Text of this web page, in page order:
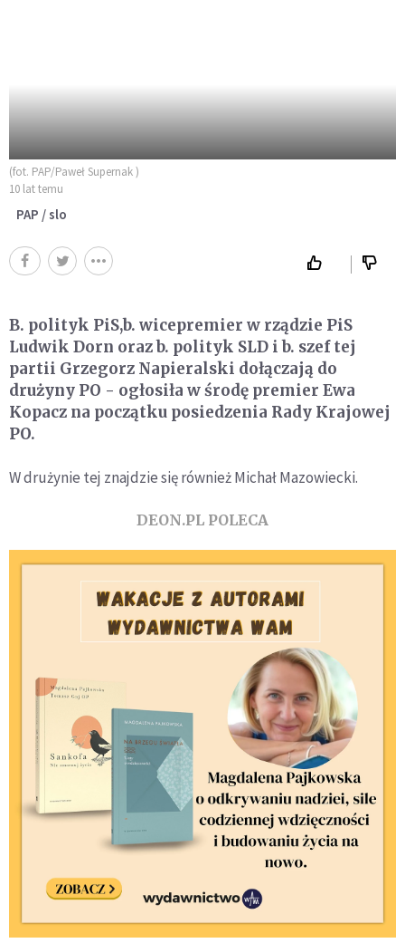
(fot. PAP/Paweł Supernak )
10 lat temu
PAP / slo
B. polityk PiS,b. wicepremier w rządzie PiS
Ludwik Dorn oraz b. polityk SLD i b. szef tej
partii Grzegorz Napieralski dołączają do
drużyny PO - ogłosiła w środę premier Ewa
Kopacz na początku posiedzenia Rady Krajowej
PO.
W drużynie tej znajdzie się również Michał Mazowiecki.
DEON.PL POLECA